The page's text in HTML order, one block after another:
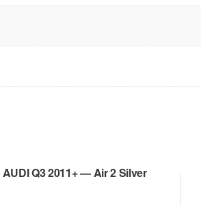
AUDI Q3 2011+ — Air 2 Silver